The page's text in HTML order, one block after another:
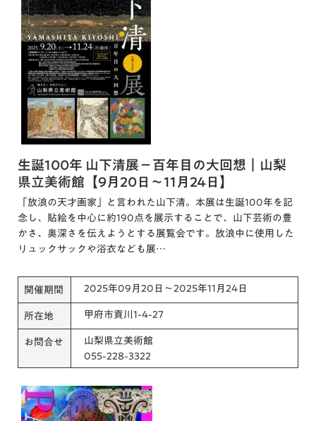
生誕100年 山下清展－百年目の大回想｜山梨
県立美術館【9月20日～11月24日】
「放浪の天才画家」と言われた山下清。本展は生誕100年を記
念し、貼絵を中心に約190点を展示することで、山下芸術の豊
かさ、奥深さを伝えようとする展覧会です。放浪中に使用した
リュックサックや浴衣なども展…
開催期間 2025年09月20日～2025年11月24日
所在地 甲府市貢川1-4-27
お問合せ
山梨県立美術館
055-228-3322